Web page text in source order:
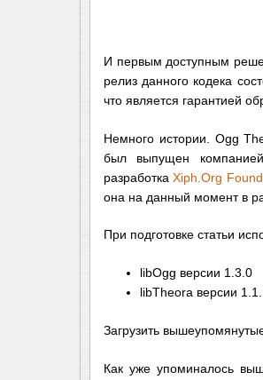
И первым доступным
релиз данного кодека
что является гарантией
Немного истории. Ogg
был выпущен
разработкаXiph.Org
она на данный момент в
При подготовке статьи
libOgg версии 1.3.0
libTheora версии
Загрузить
Как уже упоминалось